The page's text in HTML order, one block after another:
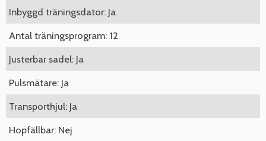
Inbyggd träningsdator: Ja
Antal träningsprogram: 12
Justerbar sadel: Ja
Pulsmätare: Ja
Transporthjul: Ja
Hopfällbar: Nej